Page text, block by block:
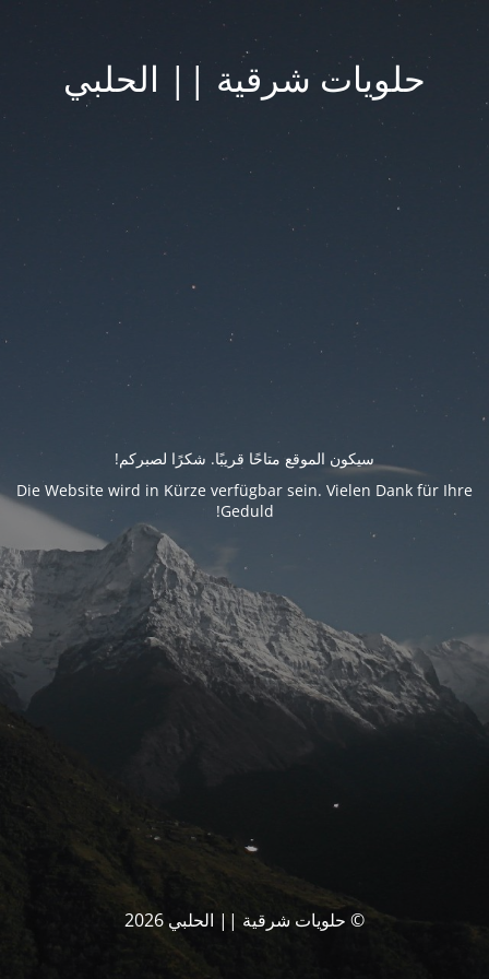
حلويات شرقية || الحلبي
سيكون الموقع متاحًا قريبًا. شكرًا لصبركم!
Die Website wird in Kürze verfügbar sein. Vielen Dank für Ihre
Geduld!
© حلويات شرقية || الحلبي 2026